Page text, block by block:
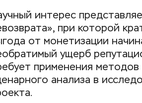
интерес
при которой
от монетизации
ущерб
применения методов
анализа в